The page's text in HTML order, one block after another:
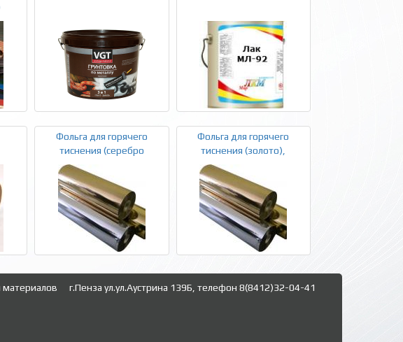
Фольга для горячего
тиснения (серебро
Фольга для горячего
тиснения (золото),
г.Пенза ул.ул.Аустрина 139Б, телефон 8(8412)32-04-41